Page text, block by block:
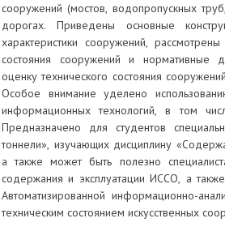
сооружений (мостов, водопропускных
дорогах. Приведены основные
характеристики сооружений,
состояния сооружений и нормативные
оценку технического состояния
Особое внимание уделено
информационных технологий, в том
Предназначено для студентов
тоннели», изучающих дисциплину
а также может быть полезно
содержания и эксплуатации ИССО, а
Автоматизированной информационно-
техническим состоянием искусственных